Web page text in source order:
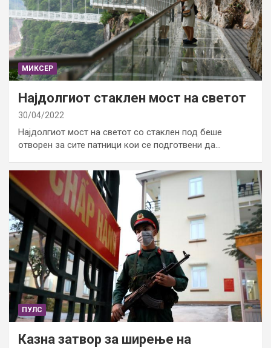
МИКСЕР
Најдолгиот стаклен мост на светот
30/04/2022
Најдолгиот мост на светот со стаклен под беше
отворен за сите патници кои се подготвени да…
ПУЛС
Казна затвор за ширење на